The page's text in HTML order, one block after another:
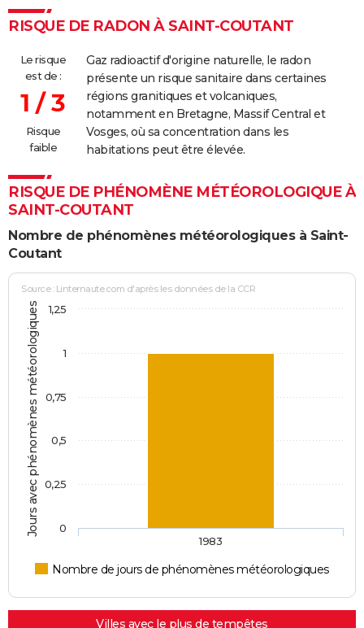
RISQUE DE RADON À SAINT-COUTANT
Le risque
est de :
1 / 3
Risque
faible
Gaz radioactif d'origine naturelle, le radon
présente un risque sanitaire dans certaines
régions granitiques et volcaniques,
notamment en Bretagne, Massif Central et
Vosges, où sa concentration dans les
habitations peut être élevée.
RISQUE DE PHÉNOMÈNE MÉTÉOROLOGIQUE À
SAINT-COUTANT
Nombre de phénomènes météorologiques à Saint-
Coutant
Jours avec phénomènes météorologiques
Source : Linternaute.com d'après les données de la CCR
Nombre de jours de phénomènes météorologiques
1983
0
0,25
0,5
0,75
1
1,25
Villes avec le plus de tempêtes